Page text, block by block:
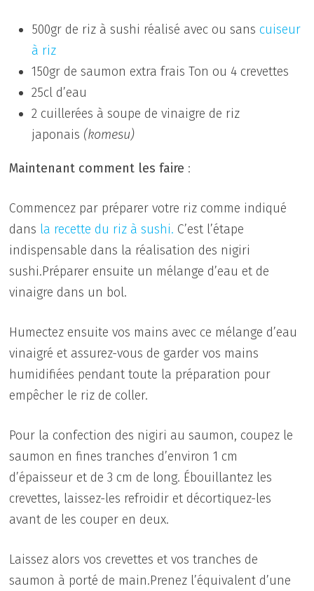
500gr de riz à sushi réalisé avec ou sanscuiseur
à riz
150gr de saumon extra frais Ton ou 4 crevettes
25cl d’eau
2 cuillerées à soupe de vinaigre de riz
japonais (komesu)
Maintenant comment les faire :
Commencez par préparer votre riz comme indiqué
dans la recette du riz à sushi. C’est l’étape
indispensable dans la réalisation des nigiri
sushi.Préparer ensuite un mélange d’eau et de
vinaigre dans un bol.
Humectez ensuite vos mains avec ce mélange d’eau
vinaigré et assurez-vous de garder vos mains
humidifiées pendant toute la préparation pour
empêcher le riz de coller.
Pour la confection des nigiri au saumon, coupez le
saumon en fines tranches d’environ 1 cm
d’épaisseur et de 3 cm de long. Ébouillantez les
crevettes, laissez-les refroidir et décortiquez-les
avant de les couper en deux.
Laissez alors vos crevettes et vos tranches de
saumon à porté de main.Prenez l’équivalent d’une